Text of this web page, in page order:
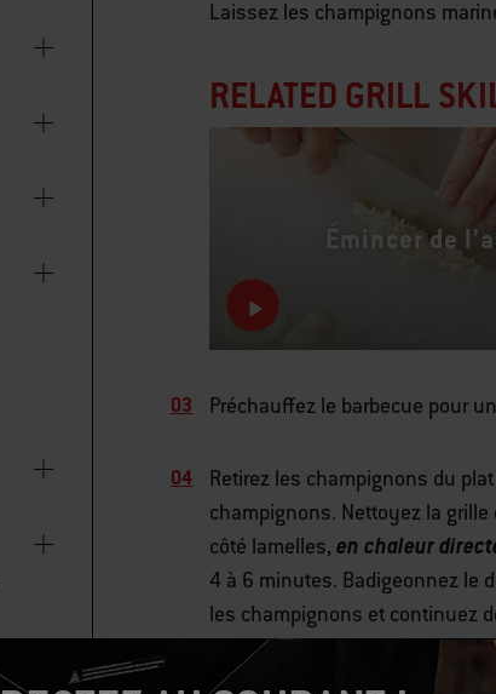
Laissez les champignons
RELATED GRILL
Émincer de
Préchauffez le barbecue pour
Retirez les champignons du
champignons. Nettoyez la grille
côté lamelles, en chaleur
4 à 6 minutes. Badigeonnez le
les champignons et continuez
en les perçant avec un
de 30 à 60 secondes avant la